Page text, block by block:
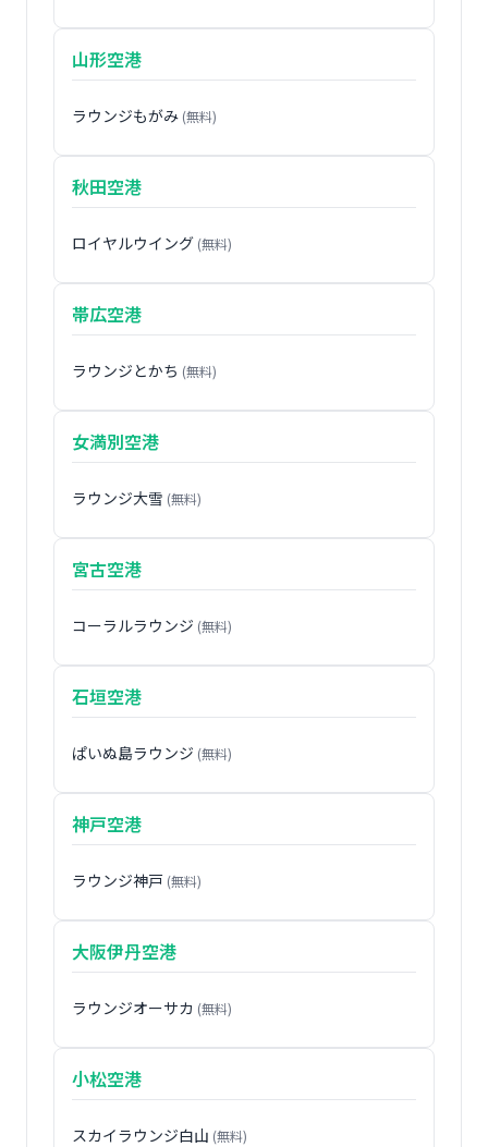
山形空港
ラウンジもがみ (無料)
秋田空港
ロイヤルウイング (無料)
帯広空港
ラウンジとかち (無料)
女満別空港
ラウンジ大雪 (無料)
宮古空港
コーラルラウンジ (無料)
石垣空港
ぱいぬ島ラウンジ (無料)
神戸空港
ラウンジ神戸 (無料)
大阪伊丹空港
ラウンジオーサカ (無料)
小松空港
スカイラウンジ白山 (無料)